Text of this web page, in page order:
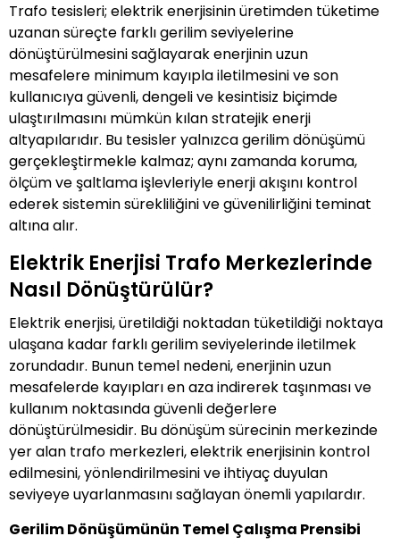
Trafo tesisleri; elektrik enerjisinin üretimden tüketime
uzanan süreçte farklı gerilim seviyelerine
dönüştürülmesini sağlayarak enerjinin uzun
mesafelere minimum kayıpla iletilmesini ve son
kullanıcıya güvenli, dengeli ve kesintisiz biçimde
ulaştırılmasını mümkün kılan stratejik enerji
altyapılarıdır. Bu tesisler yalnızca gerilim dönüşümü
gerçekleştirmekle kalmaz; aynı zamanda koruma,
ölçüm ve şaltlama işlevleriyle enerji akışını kontrol
ederek sistemin sürekliliğini ve güvenilirliğini teminat
altına alır.
Elektrik Enerjisi Trafo Merkezlerinde
Nasıl Dönüştürülür?
Elektrik enerjisi, üretildiği noktadan tüketildiği noktaya
ulaşana kadar farklı gerilim seviyelerinde iletilmek
zorundadır. Bunun temel nedeni, enerjinin uzun
mesafelerde kayıpları en aza indirerek taşınması ve
kullanım noktasında güvenli değerlere
dönüştürülmesidir. Bu dönüşüm sürecinin merkezinde
yer alan trafo merkezleri, elektrik enerjisinin kontrol
edilmesini, yönlendirilmesini ve ihtiyaç duyulan
seviyeye uyarlanmasını sağlayan önemli yapılardır.
Gerilim Dönüşümünün Temel Çalışma Prensibi